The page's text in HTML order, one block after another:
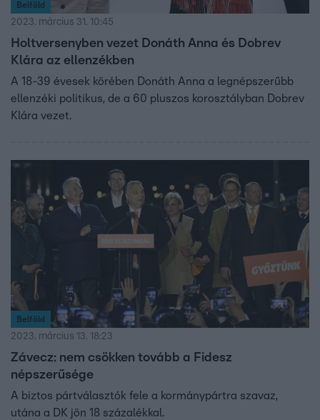
Belföld
2023. március 31. 10:45
Holtversenyben vezet Donáth Anna és Dobrev
Klára az ellenzékben
A 18-39 évesek körében Donáth Anna a legnépszerűbb
ellenzéki politikus, de a 60 pluszos korosztályban Dobrev
Klára vezet.
Belföld
2023. március 13. 18:23
Závecz: nem csökken tovább a Fidesz
népszerűsége
A biztos pártválasztók fele a kormánypártra szavaz,
utána a DK jön 18 százalékkal.